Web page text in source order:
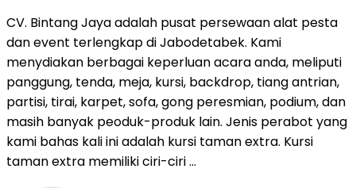
CV. Bintang Jaya adalah pusat persewaan alat pesta
dan event terlengkap di Jabodetabek. Kami
menydiakan berbagai keperluan acara anda, meliputi
panggung, tenda, meja, kursi, backdrop, tiang antrian,
partisi, tirai, karpet, sofa, gong peresmian, podium, dan
masih banyak peoduk-produk lain. Jenis perabot yang
kami bahas kali ini adalah kursi taman extra. Kursi
taman extra memiliki ciri-ciri …